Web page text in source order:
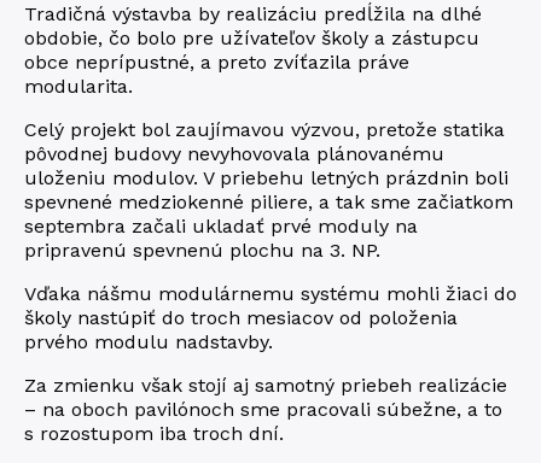
Tradičná výstavba by realizáciu predĺžila na dlhé
obdobie, čo bolo pre užívateľov školy a zástupcu
obce neprípustné, a preto zvíťazila práve
modularita.
Celý projekt bol zaujímavou výzvou, pretože statika
pôvodnej budovy nevyhovovala plánovanému
uloženiu modulov. V priebehu letných prázdnin boli
spevnené medziokenné piliere, a tak sme začiatkom
septembra začali ukladať prvé moduly na
pripravenú spevnenú plochu na 3. NP.
Vďaka nášmu modulárnemu systému mohli žiaci do
školy nastúpiť do troch mesiacov od položenia
prvého modulu nadstavby.
Za zmienku však stojí aj samotný priebeh realizácie
– na oboch pavilónoch sme pracovali súbežne, a to
s rozostupom iba troch dní.